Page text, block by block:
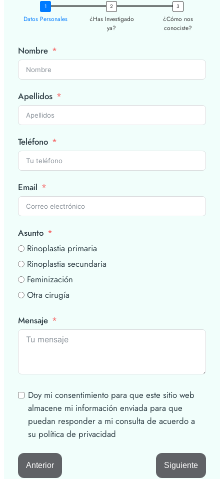
Datos Personales
¿Has Investigado
ya?
¿Cómo nos
conociste?
Nombre
Apellidos
Teléfono
Email
Asunto
Rinoplastia primaria
Rinoplastia secundaria
Feminización
Otra cirugía
Mensaje
Doy mi consentimiento para que este sitio web
almacene mi información enviada para que
puedan responder a mi consulta de acuerdo a
su política de privacidad
Anterior Siguiente